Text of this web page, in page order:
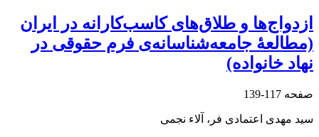
ازدواج‌ها و طلاق‌های کاسب‌کارانه در ایران
‌(‌مطالعۀ جامعه‌شناسانه‌ی فرم حقوقی در
نهاد خانواده)
صفحه 117-139
سید مهدی اعتمادی فر، آلاء نجمی